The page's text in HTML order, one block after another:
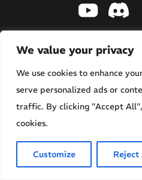
We value your privacy
We use cookies to enhance
serve personalized ads or
traffic. By clicking "Accept
cookies.
Customize Reject
Politique de
Mentions